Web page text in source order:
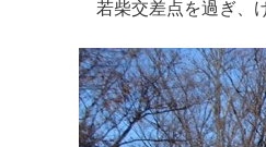
若柴交差点を過ぎ、